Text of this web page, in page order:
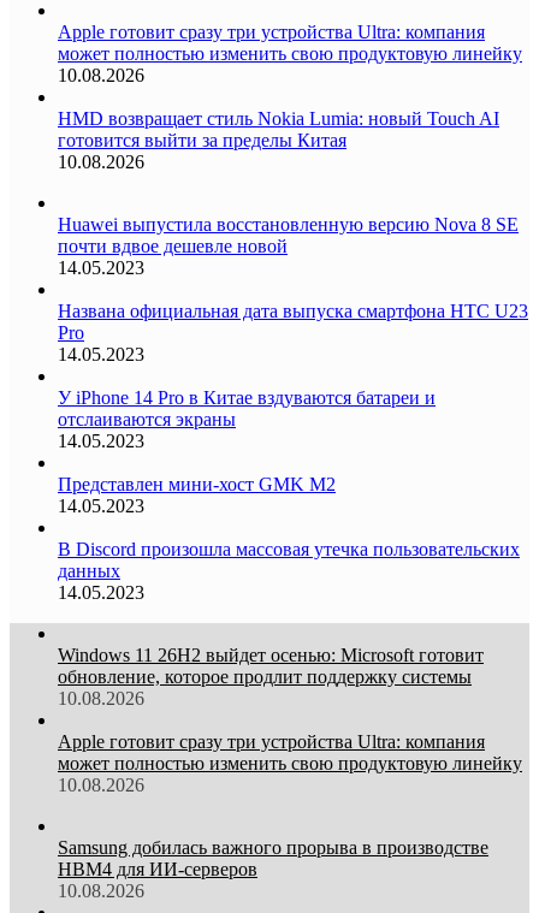
Apple готовит сразу три устройства Ultra: компания
может полностью изменить свою продуктовую линейку
10.08.2026
HMD возвращает стиль Nokia Lumia: новый Touch AI
готовится выйти за пределы Китая
10.08.2026
Huawei выпустила восстановленную версию Nova 8 SE
почти вдвое дешевле новой
14.05.2023
Названа официальная дата выпуска смартфона HTC U23
Pro
14.05.2023
У iPhone 14 Pro в Китае вздуваются батареи и
отслаиваются экраны
14.05.2023
Представлен мини-хост GMK M2
14.05.2023
В Discord произошла массовая утечка пользовательских
данных
14.05.2023
Windows 11 26H2 выйдет осенью: Microsoft готовит
обновление, которое продлит поддержку системы
10.08.2026
Apple готовит сразу три устройства Ultra: компания
может полностью изменить свою продуктовую линейку
10.08.2026
Samsung добилась важного прорыва в производстве
HBM4 для ИИ-серверов
10.08.2026